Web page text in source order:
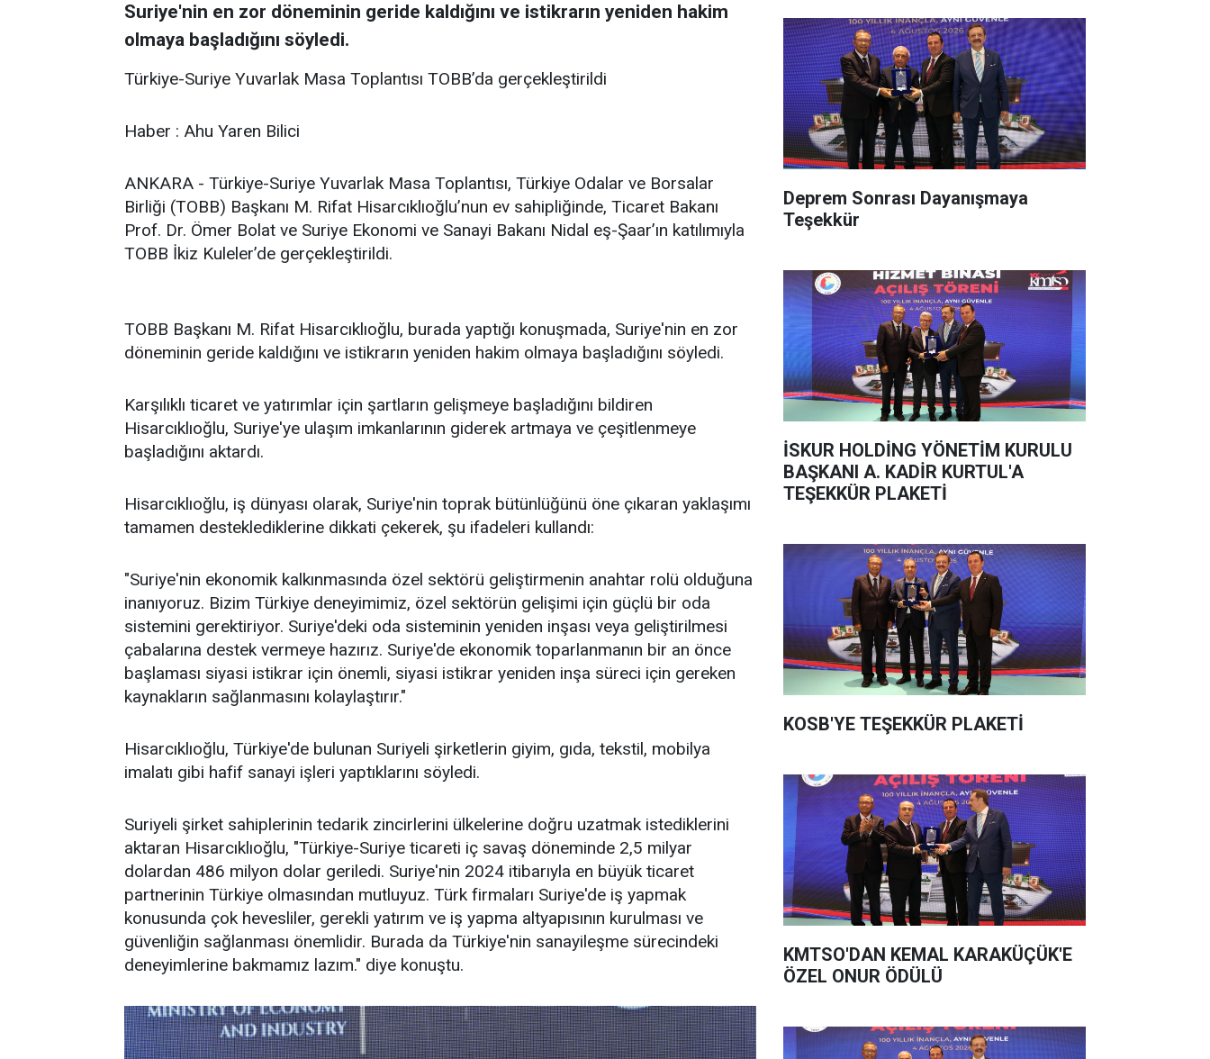
Suriye'nin en zor döneminin geride kaldığını ve istikrarın yeniden hakim
olmaya başladığını söyledi.
Türkiye-Suriye Yuvarlak Masa Toplantısı TOBB’da gerçekleştirildi
Haber : Ahu Yaren Bilici
ANKARA - Türkiye-Suriye Yuvarlak Masa Toplantısı, Türkiye Odalar ve Borsalar
Birliği (TOBB) Başkanı M. Rifat Hisarcıklıoğlu’nun ev sahipliğinde, Ticaret Bakanı
Prof. Dr. Ömer Bolat ve Suriye Ekonomi ve Sanayi Bakanı Nidal eş-Şaar’ın katılımıyla
TOBB İkiz Kuleler’de gerçekleştirildi.​
TOBB Başkanı M. Rifat Hisarcıklıoğlu, burada yaptığı konuşmada, Suriye'nin en zor
döneminin geride kaldığını ve istikrarın yeniden hakim olmaya başladığını söyledi.
Karşılıklı ticaret ve yatırımlar için şartların gelişmeye başladığını bildiren
Hisarcıklıoğlu, Suriye'ye ulaşım imkanlarının giderek artmaya ve çeşitlenmeye
başladığını aktardı.
Hisarcıklıoğlu, iş dünyası olarak, Suriye'nin toprak bütünlüğünü öne çıkaran yaklaşımı
tamamen desteklediklerine dikkati çekerek, şu ifadeleri kullandı:
"Suriye'nin ekonomik kalkınmasında özel sektörü geliştirmenin anahtar rolü olduğuna
inanıyoruz. Bizim Türkiye deneyimimiz, özel sektörün gelişimi için güçlü bir oda
sistemini gerektiriyor. Suriye'deki oda sisteminin yeniden inşası veya geliştirilmesi
çabalarına destek vermeye hazırız. Suriye'de ekonomik toparlanmanın bir an önce
başlaması siyasi istikrar için önemli, siyasi istikrar yeniden inşa süreci için gereken
kaynakların sağlanmasını kolaylaştırır."
Hisarcıklıoğlu, Türkiye'de bulunan Suriyeli şirketlerin giyim, gıda, tekstil, mobilya
imalatı gibi hafif sanayi işleri yaptıklarını söyledi.
Suriyeli şirket sahiplerinin tedarik zincirlerini ülkelerine doğru uzatmak istediklerini
aktaran Hisarcıklıoğlu, "Türkiye-Suriye ticareti iç savaş döneminde 2,5 milyar
dolardan 486 milyon dolar geriledi. Suriye'nin 2024 itibarıyla en büyük ticaret
partnerinin Türkiye olmasından mutluyuz. Türk firmaları Suriye'de iş yapmak
konusunda çok hevesliler, gerekli yatırım ve iş yapma altyapısının kurulması ve
güvenliğin sağlanması önemlidir. Burada da Türkiye'nin sanayileşme sürecindeki
deneyimlerine bakmamız lazım." diye konuştu.
Deprem Sonrası Dayanışmaya
Teşekkür
İSKUR HOLDİNG YÖNETİM KURULU
BAŞKANI A. KADİR KURTUL'A
TEŞEKKÜR PLAKETİ
KOSB'YE TEŞEKKÜR PLAKETİ
KMTSO'DAN KEMAL KARAKÜÇÜK'E
ÖZEL ONUR ÖDÜLÜ